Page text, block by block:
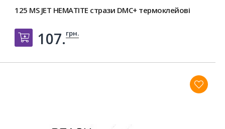
125 MS JET HEMATITE стрази DMC+ термоклейові
Добавить в корзину
107.грн.